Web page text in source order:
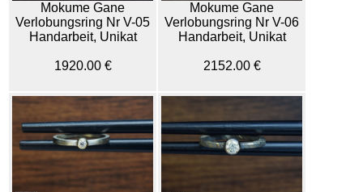
Mokume Gane
Verlobungsring Nr V-05
Handarbeit, Unikat
1920.00 €
Mokume Gane
Verlobungsring Nr V-06
Handarbeit, Unikat
2152.00 €